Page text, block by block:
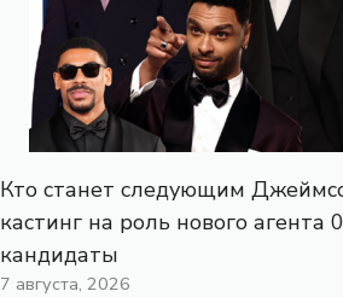
Кто станет следующим
кастинг на роль нового агента
кандидаты
7 августа, 2026